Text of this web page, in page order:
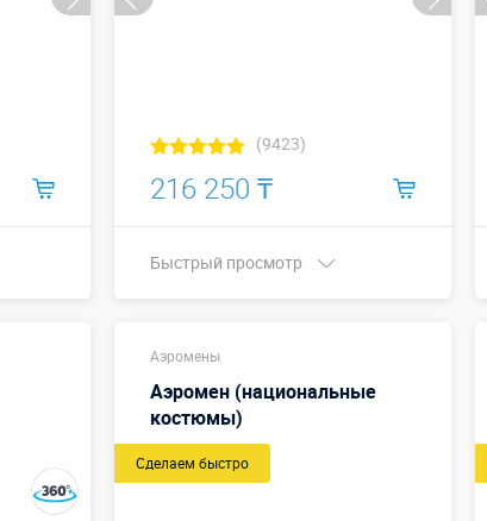
(9423)
216 250 ₸
Быстрый просмотр
Аэромены
Аэромен (национальные
костюмы)
Сделаем быстро